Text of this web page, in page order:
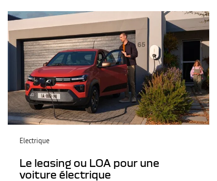
Electrique
Le leasing ou LOA pour une
voiture électrique